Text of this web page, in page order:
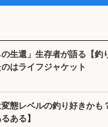
の生還」生存者が語る【釣
はライフジャケット
変態レベルの釣り好きか
ある】